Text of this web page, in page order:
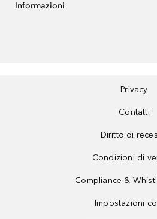
Informazioni
Privacy
Contatti
Diritto di
Condizioni di
Compliance &
Impostazioni